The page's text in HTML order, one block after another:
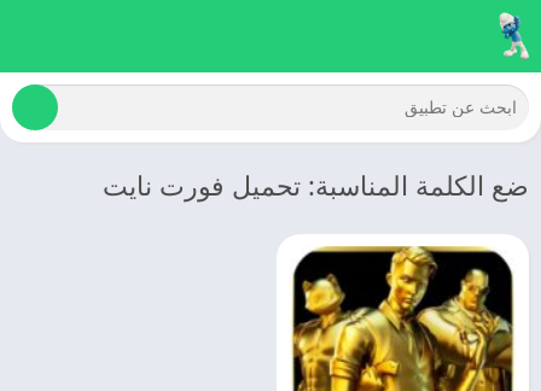
ضع الكلمة المناسبة: تحميل فورت نايت